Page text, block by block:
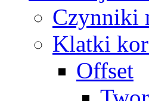
Czynniki
Klatki
Offset